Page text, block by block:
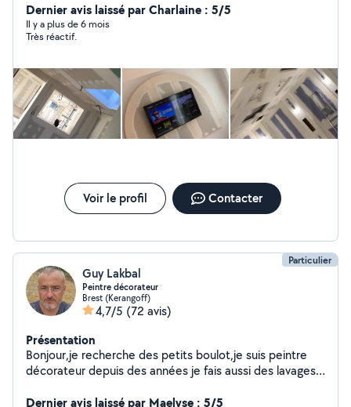
Dernier avis laissé par Charlaine : 5/5
Il y a plus de 6 mois
Très réactif.
Voir le profil Contacter
Particulier
Guy Lakbal
Peintre décorateur
Brest (Kerangoff)
4,7/5 (72 avis)
Présentation
Bonjour,je recherche des petits boulot,je suis peintre
décorateur depuis des années je fais aussi des lavages
mousse)traitement pierre hydrofuge contre l'humidité,je
Dernier avis laissé par Maelyse : 5/5